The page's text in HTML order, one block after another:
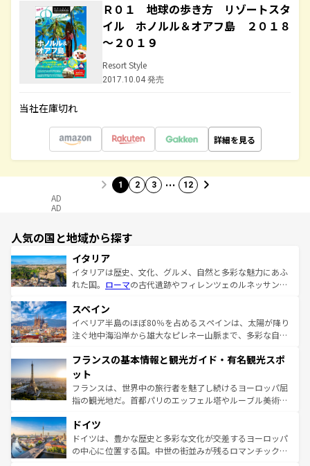
Ｒ０１ 地球の歩き方 リゾートスタ
イル ホノルル＆オアフ島 ２０１８
～２０１９
Resort Style
2017.10.04 発売
当社在庫切れ
詳細を見る
1 2 3 … 12
AD
AD
人気の国と地域から探す
イタリア
イタリアは歴史、文化、グルメ、自然と多彩な魅力にあふ
れた国。 ローマの古代遺跡やフィレンツェのルネッサンス
ろん、トスカーナの美しい田園風景やアマルフィ海岸の絶
景など、自然景観も見逃せない。観光の合間には、本場の
ピザやパスタなど、絶品のイタリア料理を堪能することも
ませてくれるイタリアで、忘れられない旅をしてみよう！
なお、新着のイタリア情報は
しい。
スペイン
イベリア半島のほぼ80％を占めるスペインは、太陽が降り
注ぐ地中海沿岸から雄大なピレネー山脈まで、多彩な自然
文化が根付くこの国では、情熱的なフラメンコ、熱気あふ
れる闘牛、そして美味しいタパスが生活の一部となってい
る。首都マドリードの洗練された雰囲気や、バルセロナの
アートに溢れた街角から、地方では古代ローマ遺跡や中世
せる。地方によって風土や気候が異なるスペインはその個
性で訪れる人を魅了する。 なお、新着のスペイン情報は コ
ンテンツ一覧を参照してほしい。
フランスの基本情報と観光ガイド・有名観光スポ
ット
フランスは、世界中の旅行者を魅了し続けるヨーロッパ屈
指の観光地だ。首都パリのエッフェル塔やルーブル美術館
で、幅広い魅力が詰まっている。華麗な宮殿、歴史的な大
聖堂、美しいビーチ、そして豊かな自然が、訪れる者を心
から魅了する。また、フランスは美食の国としても知ら
ドイツ
ドイツは、豊かな歴史と多彩な文化が交差するヨーロッパ
の中心に位置する国。中世の街並みが残るロマンチック街